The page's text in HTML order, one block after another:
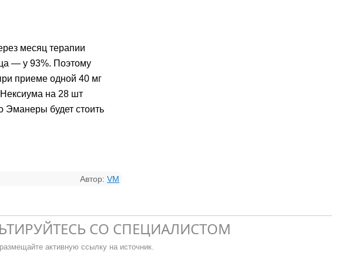
месяц терапии
— у 93%. Поэтому
приеме одной 40 мг
Нексиума на 28 шт
Эманеры будет стоить
Автор: VM
СО СПЕЦИАЛИСТОМ
активную ссылку на источник.